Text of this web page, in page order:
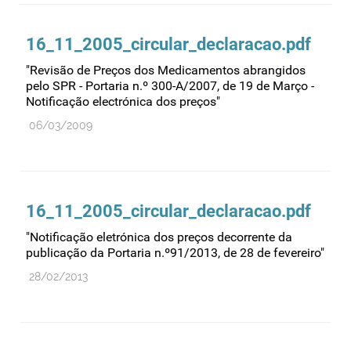
Fabrico
Farmacovigilância
Farmácias
Gestão financeira e patrimonial
Informação institucional
Inspeção
Investigação
16_11_2005_circular_declaracao.pdf
"Revisão de Preços dos Medicamentos abrangidos
pelo SPR - Portaria n.º 300-A/2007, de 19 de Março -
Notificação electrónica dos preços"
06/03/2009
16_11_2005_circular_declaracao.pdf
"Notificação eletrónica dos preços decorrente da
publicação da Portaria n.º91/2013, de 28 de fevereiro"
28/02/2013